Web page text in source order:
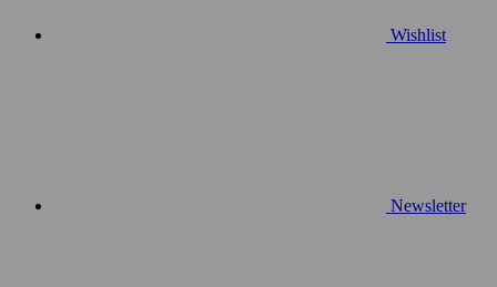
Wishlist
Newsletter